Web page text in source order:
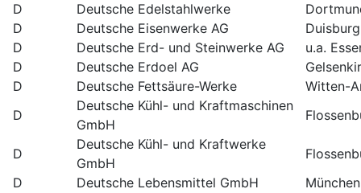
D
Deutsche Edelstahlwerke
D
Deutsche Eisenwerke AG
Duisburg
D
Deutsche Erd- und Steinwerke AG
u.a.
D
Deutsche Erdoel AG
D
Deutsche Fettsäure-Werke
Witten-
D
Deutsche Kühl- und Kraftmaschinen
GmbH
D
Deutsche Kühl- und Kraftwerke
GmbH
D
Deutsche Lebensmittel GmbH
München